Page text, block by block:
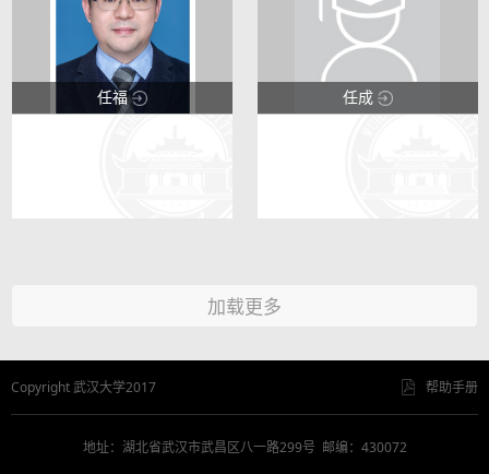
任福 任成
加载更多
Copyright 武汉大学2017 帮助手册
地址：湖北省武汉市武昌区八一路299号 邮编：430072